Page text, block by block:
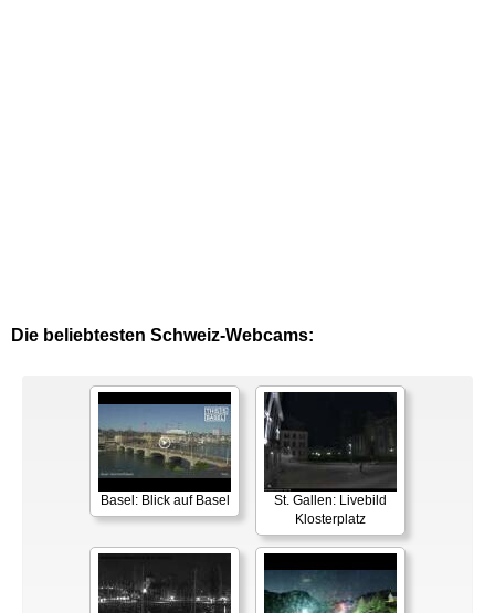
Die beliebtesten Schweiz-Webcams:
Basel: Blick auf Basel
St. Gallen: Livebild
Klosterplatz